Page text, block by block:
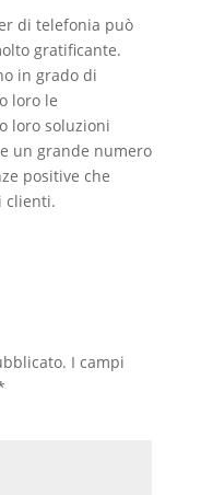
di telefonia può
gratificante.
in grado di
loro le
loro soluzioni
un grande numero
positive che
clienti.
I campi